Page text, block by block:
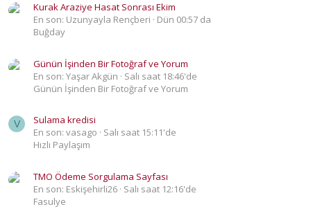
Kurak Araziye Hasat Sonrası Ekim
En son: Uzunyayla Rençberi
Dün 00:57 da
Buğday
Günün İşinden Bir Fotoğraf ve Yorum
En son: Yaşar Akgün
Salı saat 18:46'de
Günün İşinden Bir Fotoğraf ve Yorum
V
Sulama kredisi
En son: vasago
Salı saat 15:11'de
Hızlı Paylaşım
TMO Ödeme Sorgulama Sayfası
En son: Eskişehirli26 Salı saat 12:16'de
Fasulye